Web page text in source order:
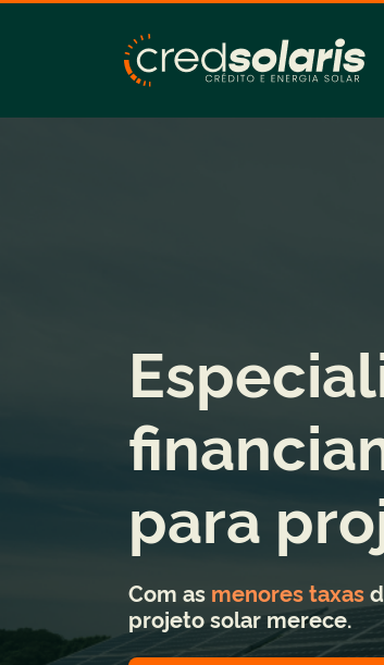
para
Com as menores taxas
projeto solar merece.